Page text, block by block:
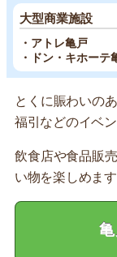
大型商業施設
・アトレ亀戸
・ドン・キホーテ
とくに賑わいの
福引などのイベ
飲食店や食品販
い物を楽しめます